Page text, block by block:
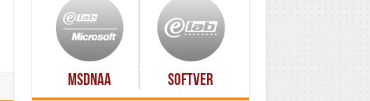
MSDNAA Softver